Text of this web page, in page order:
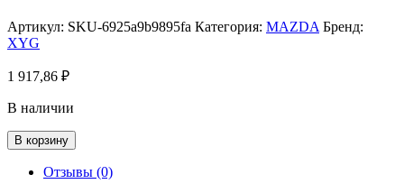
Артикул: SKU-6925a9b9895fa Категория: MAZDA Бренд:
XYG
1 917,86 ₽
В наличии
Количество
товара
MAZDA
В корзину
Отзывы (0)